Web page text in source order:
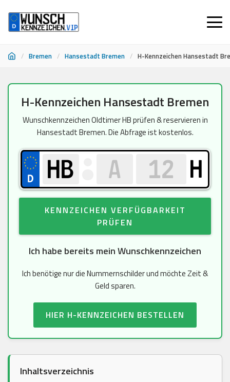
/ Bremen / Hansestadt Bremen / H-Kennzeichen Hansestadt
Zum
Inhalt
springen
H-Kennzeichen Hansestadt Bremen
Wunschkennzeichen Oldtimer HB prüfen & reservieren in
Hansestadt Bremen. Die Abfrage ist kostenlos.
H
KENNZEICHEN VERFÜGBARKEIT
PRÜFEN
Ich habe bereits mein Wunschkennzeichen
Ich benötige nur die Nummernschilder und möchte Zeit &
Geld sparen.
HIER H-KENNZEICHEN BESTELLEN
Inhaltsverzeichnis